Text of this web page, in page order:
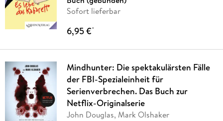
Sofort lieferbar
6,95 €*
Mindhunter: Die spektakulärsten Fälle
der FBI-Spezialeinheit für
Serienverbrechen. Das Buch zur
Netflix-Originalserie
John Douglas, Mark Olshaker